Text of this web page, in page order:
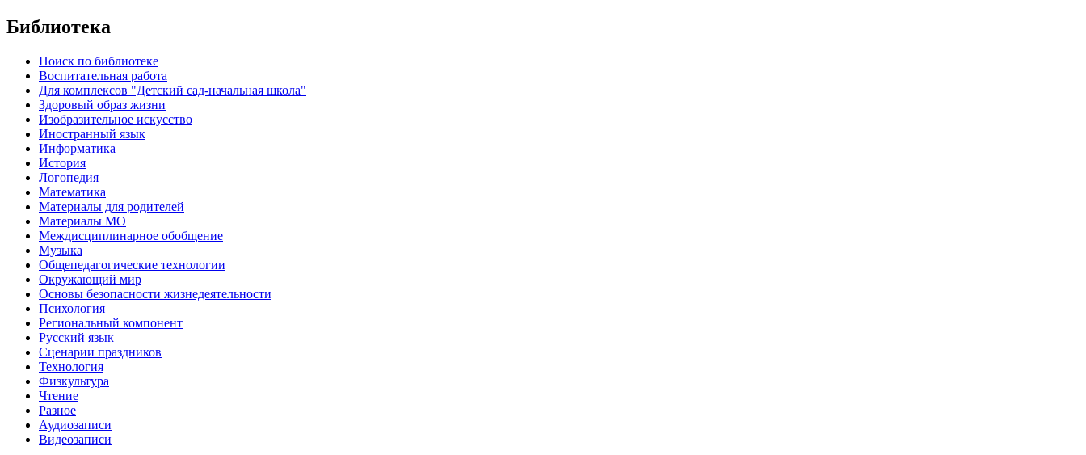
Библиотека
Поиск по библиотеке
Воспитательная работа
Для комплексов "Детский сад-начальная школа"
Здоровый образ жизни
Изобразительное искусство
Иностранный язык
Информатика
История
Логопедия
Математика
Материалы для родителей
Материалы МО
Междисциплинарное обобщение
Музыка
Общепедагогические технологии
Окружающий мир
Основы безопасности жизнедеятельности
Психология
Региональный компонент
Русский язык
Сценарии праздников
Технология
Физкультура
Чтение
Разное
Аудиозаписи
Видеозаписи